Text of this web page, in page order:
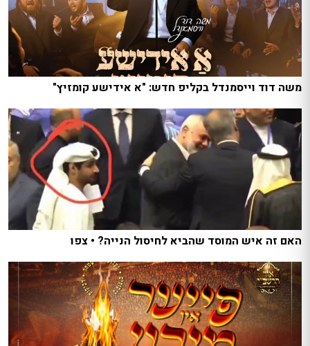
משה דוד וייסמנדל בקליפ חדש: "א אידישע קומזיץ"
האם זה איש המוסד שהביא לחיסול הנייה? • צפו